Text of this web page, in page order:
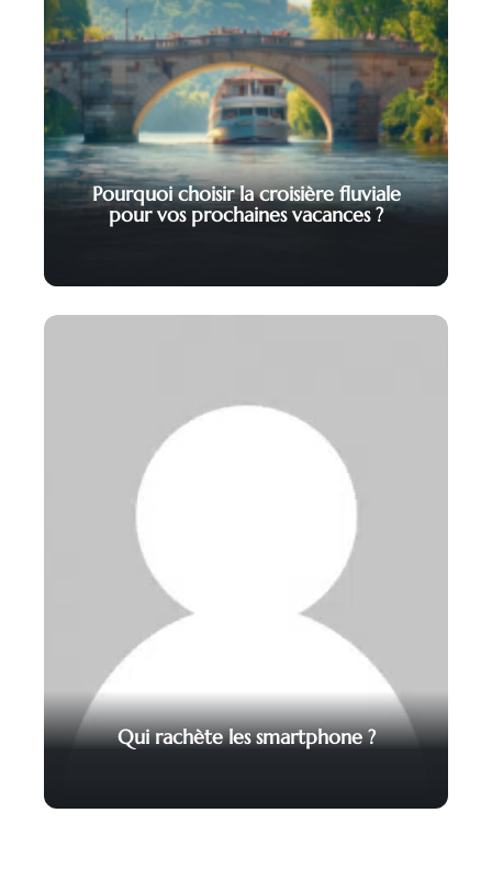
Pourquoi choisir la croisière fluviale
pour vos prochaines vacances ?
Qui rachète les smartphone ?